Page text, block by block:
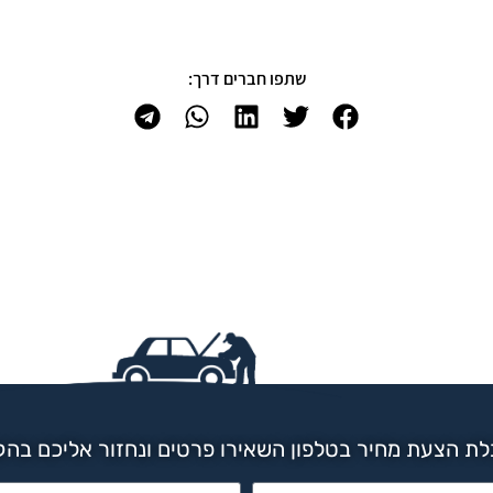
שתפו חברים דרך:
הצעת מחיר בטלפון השאירו פרטים ונחזור אליכם